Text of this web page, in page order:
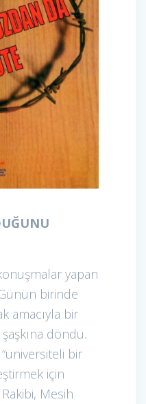
yapan
birinde
amacıyla bir
döndü.
bir
için
Rakibi, Mesih